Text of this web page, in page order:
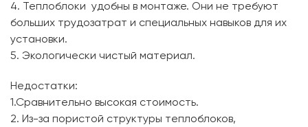
4. Теплоблоки удобны в монтаже. Они не требуют
больших трудозатрат и специальных навыков для их
установки.
5. Экологически чистый материал.
Недостатки:
1.Сравнительно высокая стоимость.
2. Из-за пористой структуры теплоблоков,